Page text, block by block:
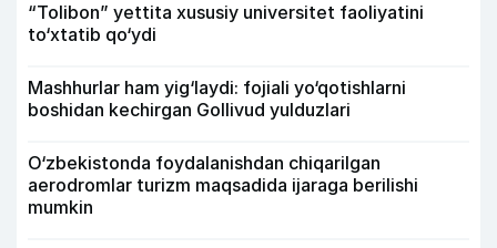
“Tolibon” yettita xususiy universitet faoliyatini
to‘xtatib qo‘ydi
Mashhurlar ham yig‘laydi: fojiali yo‘qotishlarni
boshidan kechirgan Gollivud yulduzlari
O‘zbekistonda foydalanishdan chiqarilgan
aerodromlar turizm maqsadida ijaraga berilishi
mumkin